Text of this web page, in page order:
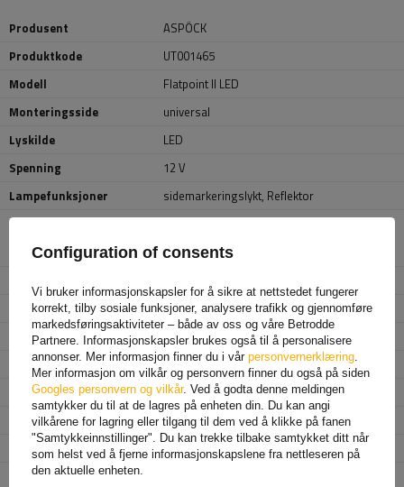
Produsent
ASPÖCK
Produktkode
UT001465
Modell
Flatpoint II LED
Monteringsside
universal
Lyskilde
LED
Spenning
12 V
Lampefunksjoner
sidemarkeringslykt, Reflektor
Ledning for
ytterkant
Ledertverrsnitt
2x 0,75 mm²
Farge
oransje
Bredde
102 mm
Høyde
70 mm
Dybde
14 mm
Beskyttelsesklasse
IP 69K
Enhet som er ansvarlig for
Configuration of consents
Vi bruker informasjonskapsler for å sikre at nettstedet fungerer
korrekt, tilby sosiale funksjoner, analysere trafikk og gjennomføre
markedsføringsaktiviteter – både av oss og våre Betrodde
Partnere. Informasjonskapsler brukes også til å personalisere
annonser. Mer informasjon finner du i vår personvernerklæring
Mer informasjon om vilkår og personvern finner du også på siden
Googles personvern og vilkår. Ved å godta denne meldingen
samtykker du til at de lagres på enheten din. Du kan angi
vilkårene for lagring eller tilgang til dem ved å klikke på fanen
"Samtykkeinnstillinger". Du kan trekke tilbake samtykket ditt når
som helst ved å fjerne informasjonskapslene fra nettleseren på
den aktuelle enheten.